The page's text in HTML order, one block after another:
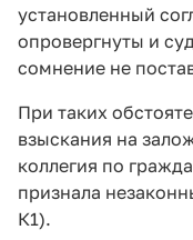
установленный
опровергнуты и
сомнение не
При таких
взыскания на
коллегия по
признала
К1).